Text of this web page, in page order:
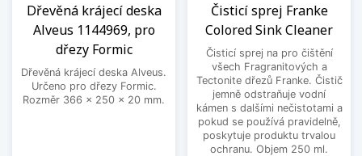
Dřevěná krájecí deska
Alveus 1144969, pro
dřezy Formic
Dřevěná krájecí deska Alveus.
Určeno pro dřezy Formic.
Rozměr 366 x 250 x 20 mm.
Čisticí sprej Franke
Colored Sink Cleaner
Čisticí sprej na pro čištění
všech Fragranitových a
Tectonite dřezů Franke. Čistič
jemně odstraňuje vodní
kámen s dalšími nečistotami a
pokud se používá pravidelně,
poskytuje produktu trvalou
ochranu. Objem 250 ml.